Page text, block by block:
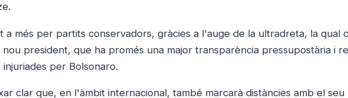
a més per partits conservadors, gràcies a l'auge de la ultradreta, la qual
president, que ha promés una major transparència pressupostària i
per Bolsonaro.
clar que, en l'àmbit internacional, també marcarà distàncies amb el